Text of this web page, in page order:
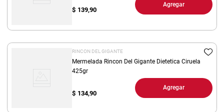
$ 139,90
Agregar
RINCON DEL GIGANTE
Mermelada Rincon Del Gigante Dietetica Ciruela
425gr
$ 134,90
Agregar